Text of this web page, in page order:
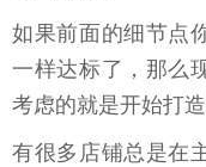
如果前面的细节点
一样达标了，那么
考虑的就是开始打
有很多店铺总是在